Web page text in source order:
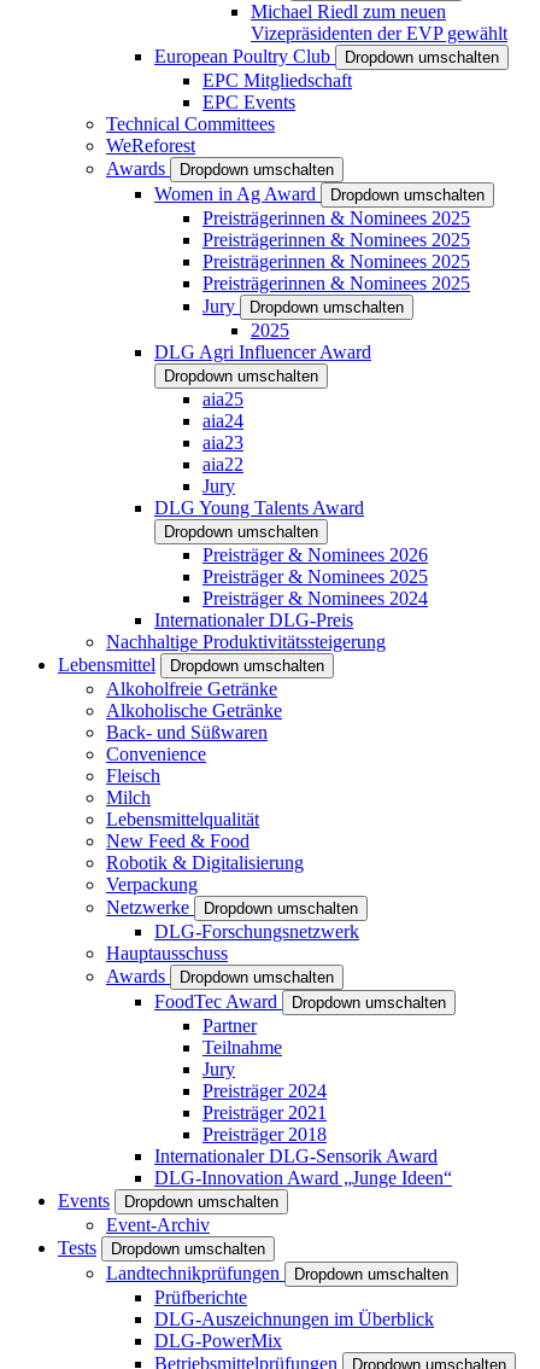
Michael Riedl zum neuen
Vizepräsidenten der EVP gewählt
European Poultry Club
Dropdown umschalten
EPC Mitgliedschaft
EPC Events
Technical Committees
WeReforest
Awards
Dropdown umschalten
Women in Ag Award Dropdown umschalten
Preisträgerinnen & Nominees 2025
Preisträgerinnen & Nominees 2025
Preisträgerinnen & Nominees 2025
Preisträgerinnen & Nominees 2025
Jury
Dropdown umschalten
2025
DLG Agri Influencer Award
Dropdown umschalten
aia25
aia24
aia23
aia22
Jury
DLG Young Talents Award
Dropdown umschalten
Preisträger & Nominees 2026
Preisträger & Nominees 2025
Preisträger & Nominees 2024
Internationaler DLG-Preis
Nachhaltige Produktivitätssteigerung
Lebensmittel
Dropdown umschalten
Alkoholfreie Getränke
Alkoholische Getränke
Back- und Süßwaren
Convenience
Fleisch
Milch
Lebensmittelqualität
New Feed & Food
Robotik & Digitalisierung
Verpackung
Netzwerke
Dropdown umschalten
DLG-Forschungsnetzwerk
Hauptausschuss
Awards
Dropdown umschalten
FoodTec Award Dropdown umschalten
Partner
Teilnahme
Jury
Preisträger 2024
Preisträger 2021
Preisträger 2018
Internationaler DLG-Sensorik Award
DLG-Innovation Award „Junge Ideen“
Events
Dropdown umschalten
Event-Archiv
Tests
Dropdown umschalten
Landtechnikprüfungen Dropdown umschalten
Prüfberichte
DLG-Auszeichnungen im Überblick
DLG-PowerMix
Betriebsmittelprüfungen
Dropdown umschalten